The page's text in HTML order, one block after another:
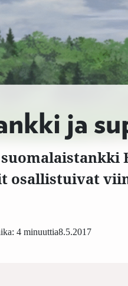
ja
osallistuivat
8.5.2017
4 minuuttia